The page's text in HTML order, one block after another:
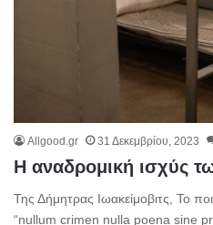
Allgood.gr 31 Δεκεμβρίου, 2023
Η αναδρομική ισχύς
Της Δήμητρας Ιωακείμοβιτς, Το
“nullum crimen nulla poena sine